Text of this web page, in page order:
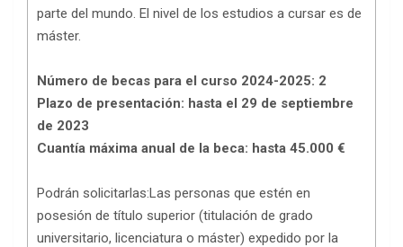
parte del mundo. El nivel de los estudios a cursar es de
máster.
Número de becas para el curso 2024-2025: 2
Plazo de presentación: hasta el 29 de septiembre
de 2023
Cuantía máxima anual de la beca: hasta 45.000 €
Podrán solicitarlas:Las personas que estén en
posesión de título superior (titulación de grado
universitario, licenciatura o máster) expedido por la